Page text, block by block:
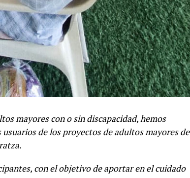
mayores con o sin discapacidad, hemos
de los proyectos de adultos mayores de
con el objetivo de aportar en el cuidado